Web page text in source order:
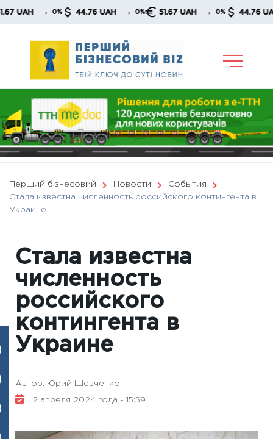
Skip
→ 0% 44.76 UAH → 0% 51.67 UAH → 0% 44.76 UAH →
Перший бізнесовий Новости
События
Стала известна численность российского контингента в
Украине
Стала известна
численность
российского
контингента в
Украине
Автор: Юрий Шевченко
2 апреля 2024 года - 15:59